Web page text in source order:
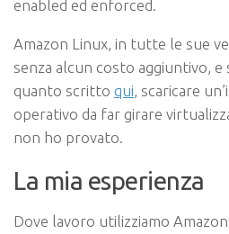
enabled ed enforced.
Amazon Linux, in tutte le sue
senza alcun costo aggiuntivo, e
quanto scritto qui, scaricare
operativo da far girare
non ho provato.
La mia esperienza
Dove lavoro utilizziamo